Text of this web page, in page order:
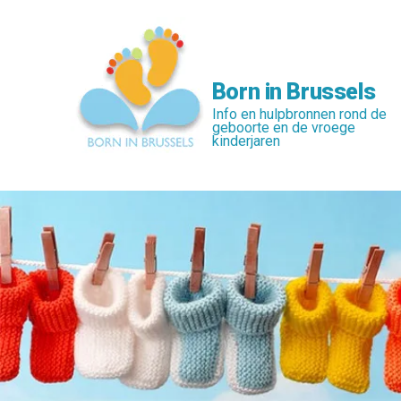
Born in Brussels
Info en hulpbronnen rond de
geboorte en de vroege
kinderjaren